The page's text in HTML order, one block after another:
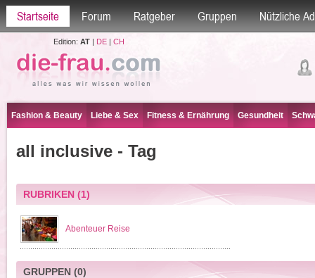
Startseite Forum Ratgeber Gruppen Nützliche
Edition: AT| DE| CH
Fashion & Beauty Liebe & Sex Fitness & Ernährung Gesundheit
all inclusive - Tag
RUBRIKEN(1)
Abenteuer Reise
GRUPPEN(0)